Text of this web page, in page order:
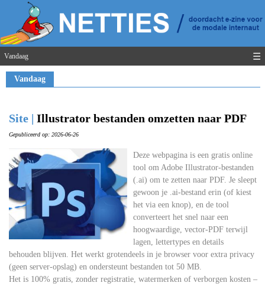
Vandaag ☰
Vandaag
Site | Illustrator bestanden omzetten naar PDF
Gepubliceerd op: 2026-06-26
Deze webpagina is een gratis online
tool om Adobe Illustrator-bestanden
(.ai) om te zetten naar PDF. Je sleept
gewoon je .ai-bestand erin (of kiest
het via een knop), en de tool
converteert het snel naar een
hoogwaardige, vector-PDF terwijl
lagen, lettertypes en details
behouden blijven. Het werkt grotendeels in je browser voor extra privacy
(geen server-opslag) en ondersteunt bestanden tot 50 MB.
Het is 100% gratis, zonder registratie, watermerken of verborgen kosten –